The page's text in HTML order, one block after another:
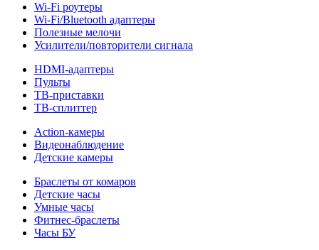
Wi-Fi роутеры
Wi-Fi/Bluetooth адаптеры
Полезные мелочи
Усилители/повторители сигнала
HDMI-адаптеры
Пульты
ТВ-приставки
ТВ-сплиттер
Action-камеры
Видеонаблюдение
Детские камеры
Браслеты от комаров
Детские часы
Умные часы
Фитнес-браслеты
Часы БУ